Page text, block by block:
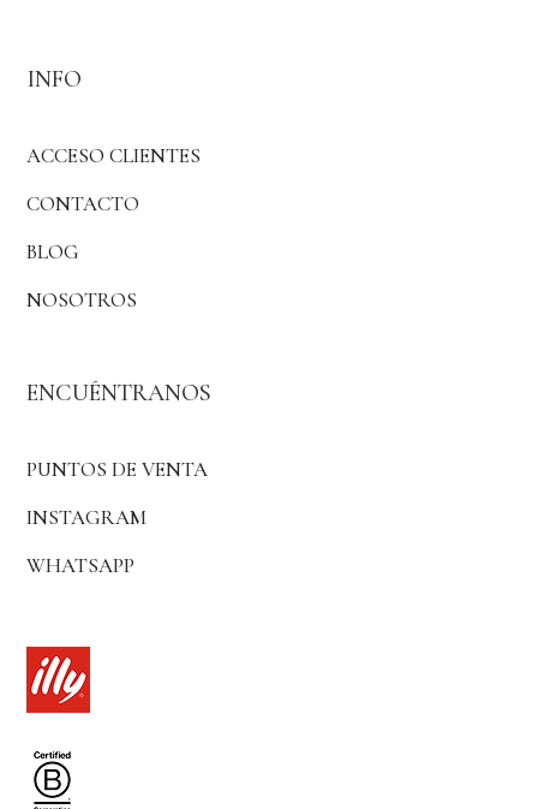
INFO
ACCESO CLIENTES
CONTACTO
BLOG
NOSOTROS
ENCUÉNTRANOS
PUNTOS DE VENTA
INSTAGRAM
WHATSAPP